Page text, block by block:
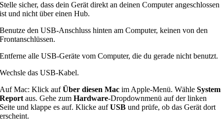
Stelle sicher, dass dein Gerät direkt an deinen Computer angeschlossen
ist und nicht über einen Hub.
Benutze den USB-Anschluss hinten am Computer, keinen von den
Frontanschlüssen.
Entferne alle USB-Geräte vom Computer, die du gerade nicht benutzt.
Wechsle das USB-Kabel.
Auf Mac: Klick aufÜber diesen Mac im Apple-Menü. WähleSystem
Report aus. Gehe zumHardware-Dropdownmenü auf der linken
Seite und klappe es auf. Klicke aufUSB und prüfe, ob das Gerät dort
erscheint.